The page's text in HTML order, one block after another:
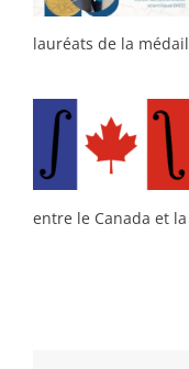
lauréats de la
entre le Canada et